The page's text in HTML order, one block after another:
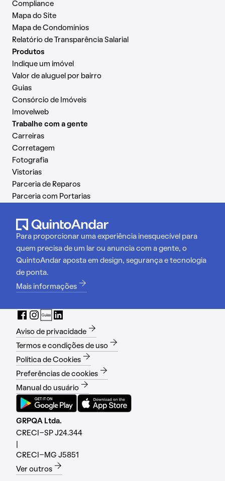
Compliance
Mapa do Site
Mapa de Condomínios
Relatório de Transparência Salarial
Produtos
Indique um imóvel
Valor de aluguel por bairro
Guias
Consórcio de Imóveis
Imovelweb
Trabalhe com a gente
Carreiras
Corretagem
Fotografia
Vistorias
Parceria de Reparos
Parceria com Portarias
Para proporcionar uma experiência inesquecível para
quem precisa de um lar ou anuncia com a gente, o
QuintoAndar aposta em design, segurança e tecnologia
de ponta.
Mais informações
Aviso de privacidade
Termos e condições de uso
Política de Cookies
Preferências de cookies
Manual do usuário
GRPQA Ltda.
CRECI-SP J24.344
CRECI-MG J5851
Ver outros